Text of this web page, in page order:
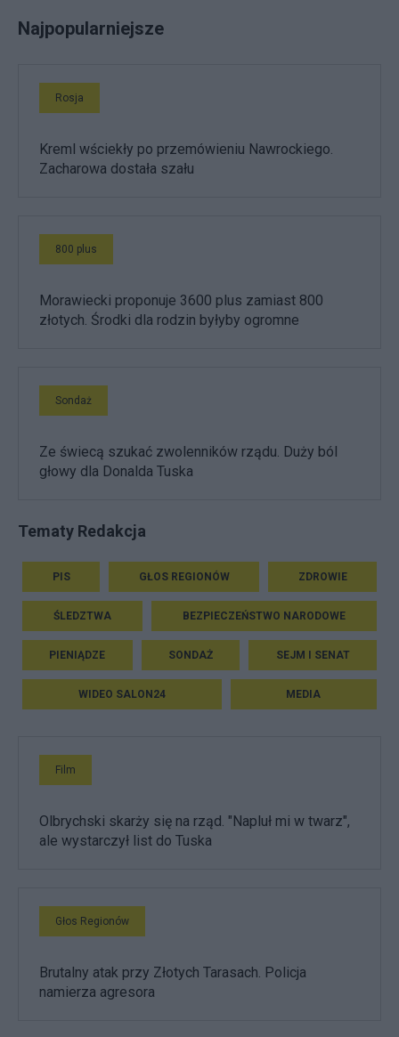
Najpopularniejsze
Rosja
Kreml wściekły po przemówieniu Nawrockiego.
Zacharowa dostała szału
800 plus
Morawiecki proponuje 3600 plus zamiast 800
złotych. Środki dla rodzin byłyby ogromne
Sondaż
Ze świecą szukać zwolenników rządu. Duży ból
głowy dla Donalda Tuska
Tematy Redakcja
PIS GŁOS REGIONÓW ZDROWIE
ŚLEDZTWA BEZPIECZEŃSTWO NARODOWE
PIENIĄDZE SONDAŻ SEJM I SENAT
WIDEO SALON24 MEDIA
Film
Olbrychski skarży się na rząd. "Napluł mi w twarz",
ale wystarczył list do Tuska
Głos Regionów
Brutalny atak przy Złotych Tarasach. Policja
namierza agresora